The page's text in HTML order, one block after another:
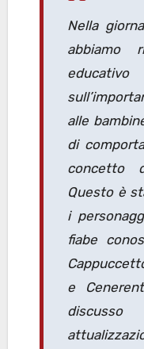
Nella
abbiamo
alle
di
concetto
Questo è
i
fiabe
e